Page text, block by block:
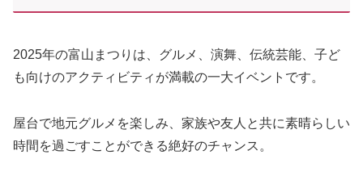
2025年の富山まつりは、グルメ、演舞、伝統芸能、子ど
も向けのアクティビティが満載の一大イベントです。
屋台で地元グルメを楽しみ、家族や友人と共に素晴らしい
時間を過ごすことができる絶好のチャンス。